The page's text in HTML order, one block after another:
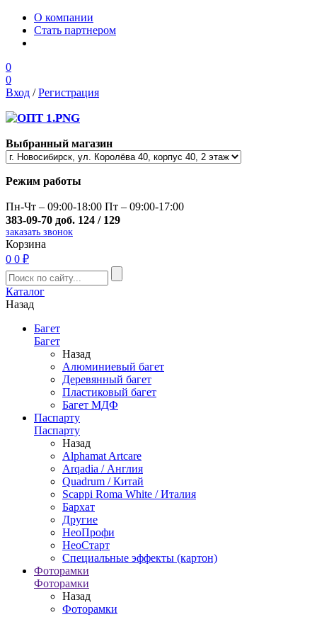
О компании
Стать партнером
0
0
Вход /Регистрация
Выбранный магазин
Режим работы
Пн-Чт – 09:00-18:00 Пт – 09:00-17:00
383-09-70 доб. 124 / 129
заказать звонок
Корзина
0 0 ₽
Каталог
Назад
Багет
Багет
Назад
Алюминиевый багет
Деревянный багет
Пластиковый багет
Багет МДФ
Паспарту
Паспарту
Назад
Alphamat Artcare
Arqadia / Англия
Quadrum / Китай
Scappi Roma White / Италия
Бархат
Другие
НеоПрофи
НеоСтарт
Специальные эффекты (картон)
Фоторамки
Фоторамки
Назад
Фоторамки